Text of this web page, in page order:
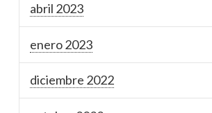
abril 2023
enero 2023
diciembre 2022